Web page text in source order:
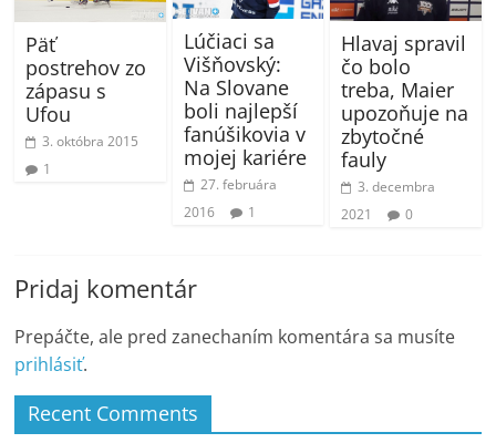
Päť
postrehov zo
zápasu s
Ufou
3. októbra 2015
1
Lúčiaci sa
Višňovský:
Na Slovane
boli najlepší
fanúšikovia v
mojej kariére
27. februára
2016
1
Hlavaj spravil
čo bolo
treba, Maier
upozoňuje na
zbytočné
fauly
3. decembra
2021
0
Pridaj komentár
Prepáčte, ale pred zanechaním komentára sa musíte
prihlásiť.
Recent Comments